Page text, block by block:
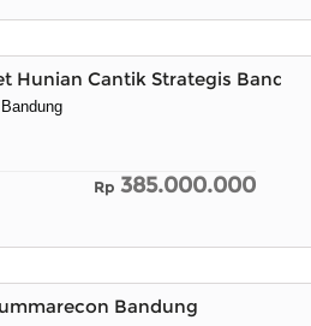
Hunian Cantik Strategis Bandung
Rp 385.000.000
Bandung